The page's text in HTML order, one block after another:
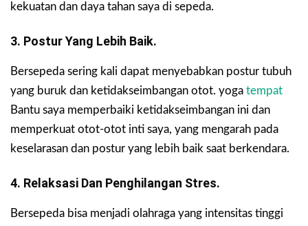
kekuatan dan daya tahan saya di sepeda.
3. Postur Yang Lebih Baik.
Bersepeda sering kali dapat menyebabkan postur tubuh
yang buruk dan ketidakseimbangan otot. yoga tempat
Bantu saya memperbaiki ketidakseimbangan ini dan
memperkuat otot-otot inti saya, yang mengarah pada
keselarasan dan postur yang lebih baik saat berkendara.
4. Relaksasi Dan Penghilangan Stres.
Bersepeda bisa menjadi olahraga yang intensitas tinggi